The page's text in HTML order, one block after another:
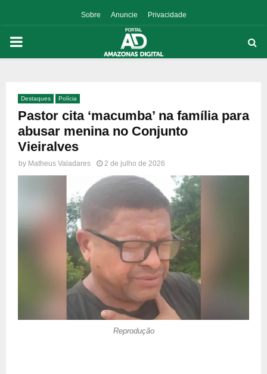
Sobre Anuncie Privacidade
PRIMARY
Destaques Polícia
Pastor cita ‘macumba’ na família para
abusar menina no Conjunto
Vieiralves
by Matheus Valadares 2 de julho de 2026
Reprodução